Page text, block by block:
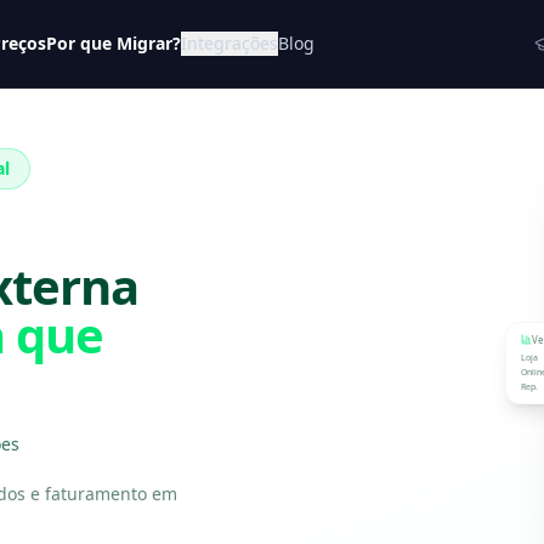
Por que Migrar?IntegraçõesBlog
que
e faturamento em
Loja
Rep.